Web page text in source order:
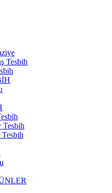
Tesbih
Tesbih
Tesbih